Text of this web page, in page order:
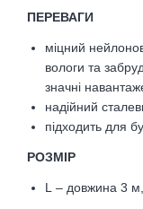
ПЕРЕВАГИ
міцний
вологи та
значні
надійний
підходить для
РОЗМІР
L – довжина 3